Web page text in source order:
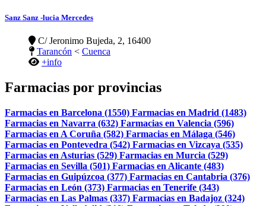
Sanz Sanz -lucia Mercedes
C/ Jeronimo Bujeda, 2, 16400
Tarancón < Cuenca
+info
Farmacias por provincias
Farmacias en Barcelona (1550) Farmacias en Madrid (1483)
Farmacias en Navarra (632) Farmacias en Valencia (596)
Farmacias en A Coruña (582) Farmacias en Málaga (546)
Farmacias en Pontevedra (542) Farmacias en Vizcaya (535)
Farmacias en Asturias (529) Farmacias en Murcia (529)
Farmacias en Sevilla (501) Farmacias en Alicante (483)
Farmacias en Guipúzcoa (377) Farmacias en Cantabria (376)
Farmacias en León (373) Farmacias en Tenerife (343)
Farmacias en Las Palmas (337) Farmacias en Badajoz (324)